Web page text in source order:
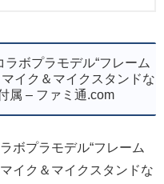
ボプラモデル“フレーム
イク＆マイクスタンドな
属 – ファミ通.com
ボプラモデル“フレーム
イク＆マイクスタンドな